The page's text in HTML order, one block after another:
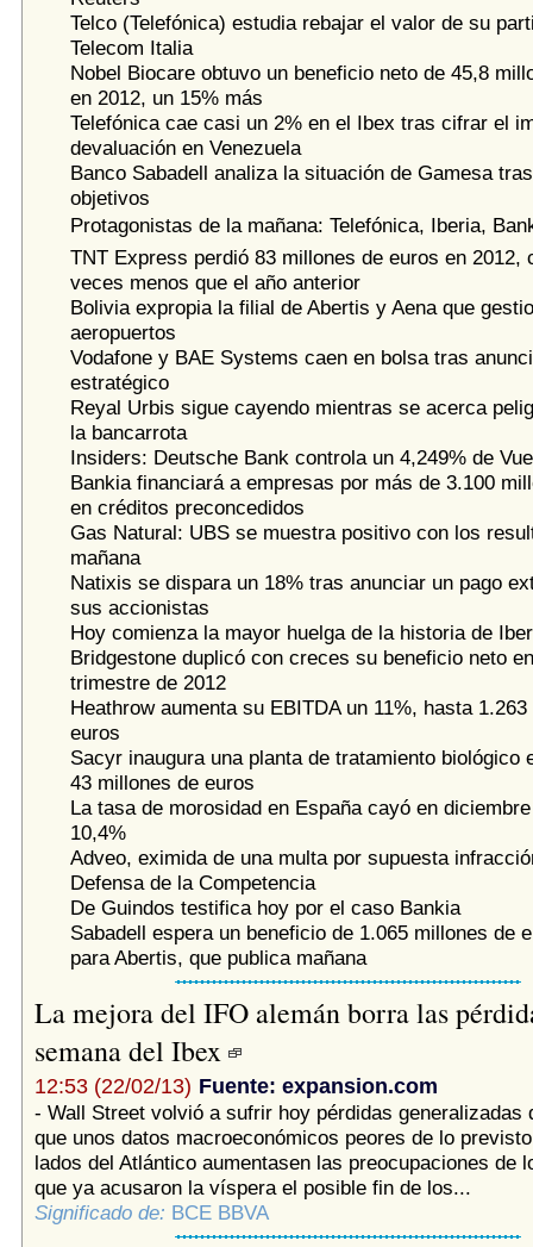
Telco (Telefónica) estudia rebajar el valor de su
Telecom Italia
Nobel Biocare obtuvo un beneficio neto de 45,8
en 2012, un 15% más
Telefónica cae casi un 2% en el Ibex tras cifrar el
devaluación en Venezuela
Banco Sabadell analiza la situación de Gamesa
objetivos
Protagonistas de la mañana: Telefónica, Iberia,
TNT Express perdió 83 millones de euros en 2012,
veces menos que el año anterior
Bolivia expropia la filial de Abertis y Aena que
aeropuertos
Vodafone y BAE Systems caen en bolsa tras
estratégico
Reyal Urbis sigue cayendo mientras se acerca
la bancarrota
Insiders: Deutsche Bank controla un 4,249% de
Bankia financiará a empresas por más de 3.100
en créditos preconcedidos
Gas Natural: UBS se muestra positivo con los
mañana
Natixis se dispara un 18% tras anunciar un pago
sus accionistas
Hoy comienza la mayor huelga de la historia de
Bridgestone duplicó con creces su beneficio neto
trimestre de 2012
Heathrow aumenta su EBITDA un 11%, hasta
euros
Sacyr inaugura una planta de tratamiento biológico
43 millones de euros
La tasa de morosidad en España cayó en
10,4%
Adveo, eximida de una multa por supuesta
Defensa de la Competencia
De Guindos testifica hoy por el caso Bankia
Sabadell espera un beneficio de 1.065 millones de
para Abertis, que publica mañana
La mejora del IFO alemán borra las
semana del Ibex
12:53 (22/02/13) Fuente: expansion.com
- Wall Street volvió a sufrir hoy pérdidas generalizadas
que unos datos macroeconómicos peores de lo
lados del Atlántico aumentasen las preocupaciones de
que ya acusaron la víspera el posible fin de los...
Significado de: BCE BBVA